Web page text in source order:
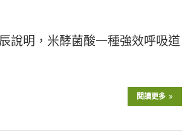
明，米酵菌酸一種強效呼吸道
閱讀更多